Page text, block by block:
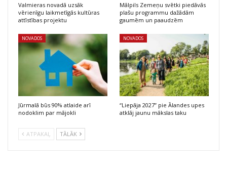
Valmieras novadā uzsāk
vērienīgu laikmetīgās kultūras
attīstības projektu
Mālpils Zemeņu svētki piedāvās
plašu programmu dažādām
gaumēm un paaudzēm
NOVADOS
Jūrmalā būs 90% atlaide arī
nodoklim par mājokli
NOVADOS
“Liepāja 2027” pie Ālandes upes
atklāj jaunu mākslas taku
ATPAKAĻ TĀLĀK